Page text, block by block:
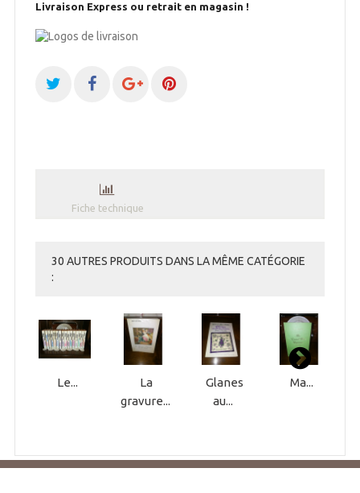
Livraison Express ou retrait en magasin !
Fiche technique
30 AUTRES PRODUITS DANS LA MÊME CATÉGORIE
:
Le...
La
gravure...
Glanes
au...
Ma...